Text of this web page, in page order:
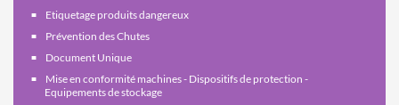
Etiquetage produits dangereux
Prévention des Chutes
Document Unique
Mise en conformité machines - Dispositifs de protection -
Equipements de stockage